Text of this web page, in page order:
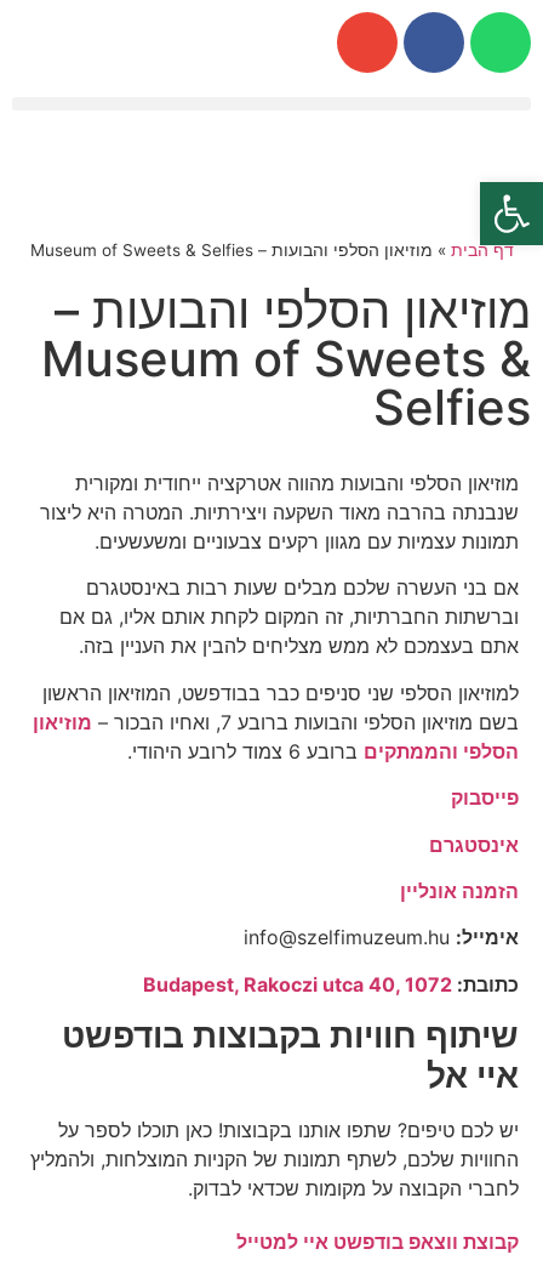
דף הבית » מוזיאון הסלפי והבועות – Museum of Sweets & Selfies
מוזיאון הסלפי והבועות –
Museum of Sweets &
Selfies
מוזיאון הסלפי והבועות מהווה אטרקציה ייחודית ומקורית
שנבנתה בהרבה מאוד השקעה ויצירתיות. המטרה היא ליצור
תמונות עצמיות עם מגוון רקעים צבעוניים ומשעשעים.
אם בני העשרה שלכם מבלים שעות רבות באינסטגרם
וברשתות החברתיות, זה המקום לקחת אותם אליו, גם אם
אתם בעצמכם לא ממש מצליחים להבין את העניין בזה.
למוזיאון הסלפי שני סניפים כבר בבודפשט, המוזיאון הראשון
בשם מוזיאון הסלפי והבועות ברובע 7, ואחיו הבכור –
מוזיאון
הסלפי והממתקים ברובע 6 צמוד לרובע היהודי.
פייסבוק
אינסטגרם
הזמנה אונליין
אימייל:
כתובת:
שיתוף חוויות בקבוצות בודפשט
איי אל
יש לכם טיפים? שתפו אותנו בקבוצות! כאן תוכלו לספר על
החוויות שלכם, לשתף תמונות של הקניות המוצלחות, ולהמליץ
לחברי הקבוצה על מקומות שכדאי לבדוק.
קבוצת ווצאפ בודפשט איי למטייל
פתח סרגל נגישות